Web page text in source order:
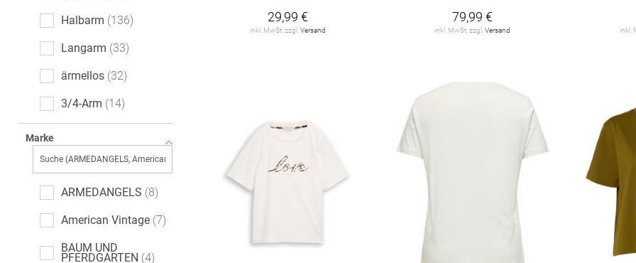
leopard 5
Paisley-Muster
Denim
Ethno
Farbverlauf 1
Fischgrätmuster 1
Halbarm 136
Langarm 33
ärmellos 32
3/4-Arm 14
Marke
ARMEDANGELS 8
American Vintage 7
BAUM UND
PFERDGARTEN 4
29,99 €
inkl. MwSt. zzgl. Versand
79,99 €
inkl. MwSt. zzgl.Versand inkl.